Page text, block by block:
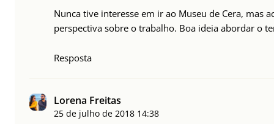
Nunca tive interesse em ir ao Museu de Cera, mas
perspectiva sobre o trabalho. Boa ideia abordar o
Resposta
Lorena Freitas
25 de julho de 2018 14:38